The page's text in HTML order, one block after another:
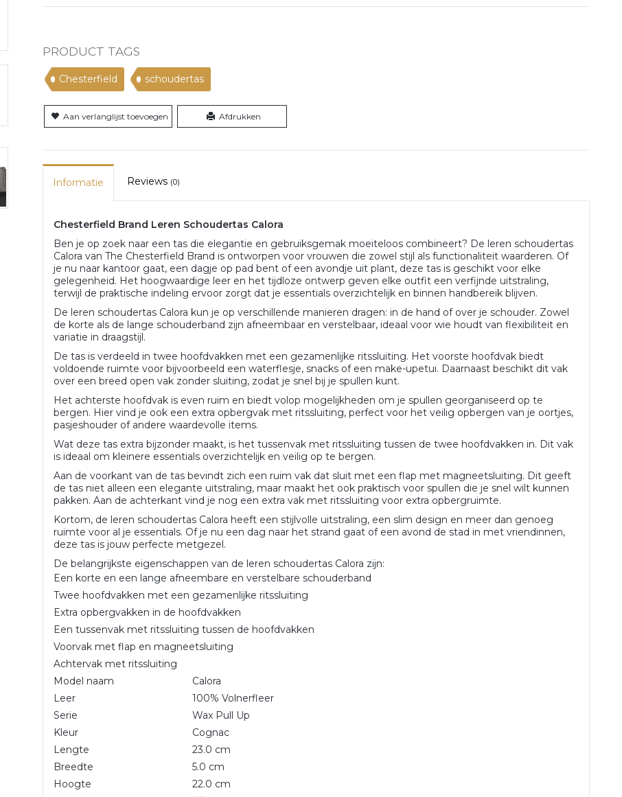
PRODUCT TAGS
Chesterfield schoudertas
Aan verlanglijst toevoegen Afdrukken
Informatie Reviews (0)
Chesterfield Brand Leren Schoudertas Calora
Ben je op zoek naar een tas die elegantie en gebruiksgemak moeiteloos combineert? De leren schoudertas
Calora van The Chesterfield Brand is ontworpen voor vrouwen die zowel stijl als functionaliteit waarderen. Of
je nu naar kantoor gaat, een dagje op pad bent of een avondje uit plant, deze tas is geschikt voor elke
gelegenheid. Het hoogwaardige leer en het tijdloze ontwerp geven elke outfit een verfijnde uitstraling,
terwijl de praktische indeling ervoor zorgt dat je essentials overzichtelijk en binnen handbereik blijven.
De leren schoudertas Calora kun je op verschillende manieren dragen: in de hand of over je schouder. Zowel
de korte als de lange schouderband zijn afneembaar en verstelbaar, ideaal voor wie houdt van flexibiliteit en
variatie in draagstijl.
De tas is verdeeld in twee hoofdvakken met een gezamenlijke ritssluiting. Het voorste hoofdvak biedt
voldoende ruimte voor bijvoorbeeld een waterflesje, snacks of een make-upetui. Daarnaast beschikt dit vak
over een breed open vak zonder sluiting, zodat je snel bij je spullen kunt.
Het achterste hoofdvak is even ruim en biedt volop mogelijkheden om je spullen georganiseerd op te
bergen. Hier vind je ook een extra opbergvak met ritssluiting, perfect voor het veilig opbergen van je oortjes,
pasjeshouder of andere waardevolle items.
Wat deze tas extra bijzonder maakt, is het tussenvak met ritssluiting tussen de twee hoofdvakken in. Dit vak
is ideaal om kleinere essentials overzichtelijk en veilig op te bergen.
Aan de voorkant van de tas bevindt zich een ruim vak dat sluit met een flap met magneetsluiting. Dit geeft
de tas niet alleen een elegante uitstraling, maar maakt het ook praktisch voor spullen die je snel wilt kunnen
pakken. Aan de achterkant vind je nog een extra vak met ritssluiting voor extra opbergruimte.
Kortom, de leren schoudertas Calora heeft een stijlvolle uitstraling, een slim design en meer dan genoeg
ruimte voor al je essentials. Of je nu een dag naar het strand gaat of een avond de stad in met vriendinnen,
deze tas is jouw perfecte metgezel.
De belangrijkste eigenschappen van de leren schoudertas Calora zijn:
Een korte en een lange afneembare en verstelbare schouderband
Twee hoofdvakken met een gezamenlijke ritssluiting
Extra opbergvakken in de hoofdvakken
Een tussenvak met ritssluiting tussen de hoofdvakken
Voorvak met flap en magneetsluiting
Achtervak met ritssluiting
Model naam
Calora
Leer
100% Volnerfleer
Serie
Wax Pull Up
Kleur
Cognac
Lengte
23.0 cm
Breedte
5.0 cm
Hoogte
22.0 cm